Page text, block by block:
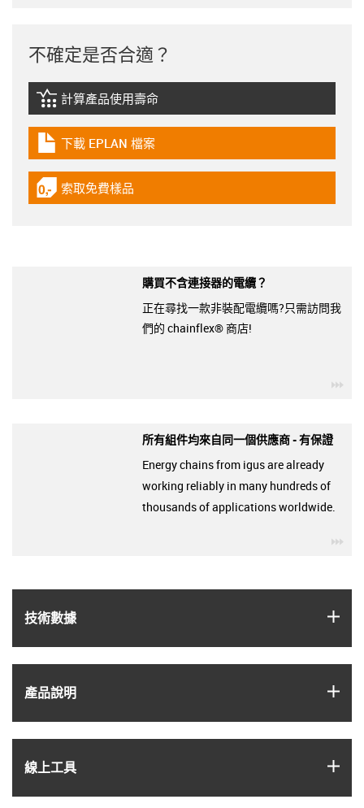
技術數據
產品說明
線上工具
不確定是否合適？
igus-icon-lebensdauerrechner
計算產品使用壽命
igus-icon-download-plan
下載 EPLAN 檔案
igus-icon-gratismuster
索取免費樣品
購買不含連接器的電纜？
正在尋找一款非裝配電纜嗎?只需訪問我
們的 chainflex® 商店!
所有組件均來自同一個供應商 - 有保證
Energy chains from igus are already
working reliably in many hundreds of
thousands of applications worldwide.